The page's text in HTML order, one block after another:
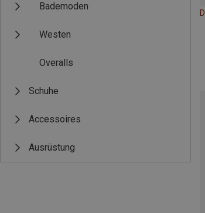
Bademoden
Westen
Overalls
Schuhe
Accessoires
Ausrüstung